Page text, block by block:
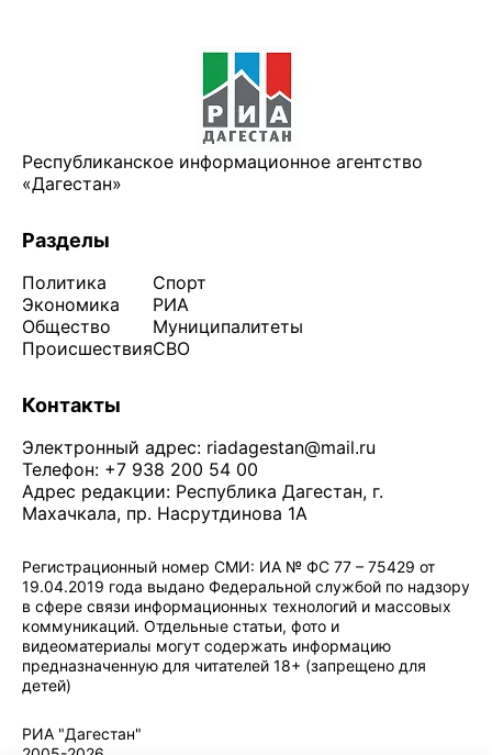
Республиканское информационное агентство
«Дагестан»
Разделы
Политика
Экономика
Общество
Происшествия
Спорт
РИА
Муниципалитеты
СВО
Контакты
Электронный адрес: riadagestan@mail.ru
Телефон: +7 938 200 54 00
Адрес редакции: Республика Дагестан, г.
Махачкала, пр. Насрутдинова 1А
Регистрационный номер СМИ: ИА № ФС 77 – 75429 от
19.04.2019 года выдано Федеральной службой по надзору
в сфере связи информационных технологий и массовых
коммуникаций. Отдельные статьи, фото и
видеоматериалы могут содержать информацию
предназначенную для читателей 18+ (запрещено для
детей)
РИА "Дагестан"